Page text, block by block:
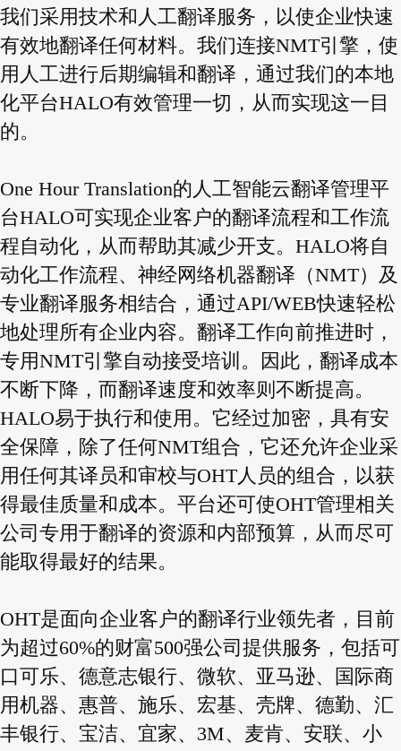
我们采用技术和人工翻译服务，以使企业快速
有效地翻译任何材料。我们连接NMT引擎，使
用人工进行后期编辑和翻译，通过我们的本地
化平台HALO有效管理一切，从而实现这一目
的。
One Hour Translation的人工智能云翻译管理平
台HALO可实现企业客户的翻译流程和工作流
程自动化，从而帮助其减少开支。HALO将自
动化工作流程、神经网络机器翻译（NMT）及
专业翻译服务相结合，通过API/WEB快速轻松
地处理所有企业内容。翻译工作向前推进时，
专用NMT引擎自动接受培训。因此，翻译成本
不断下降，而翻译速度和效率则不断提高。
HALO易于执行和使用。它经过加密，具有安
全保障，除了任何NMT组合，它还允许企业采
用任何其译员和审校与OHT人员的组合，以获
得最佳质量和成本。平台还可使OHT管理相关
公司专用于翻译的资源和内部预算，从而尽可
能取得最好的结果。
OHT是面向企业客户的翻译行业领先者，目前
为超过60%的财富500强公司提供服务，包括可
口可乐、德意志银行、微软、亚马逊、国际商
用机器、惠普、施乐、宏基、壳牌、德勤、汇
丰银行、宝洁、宜家、3M、麦肯、安联、小